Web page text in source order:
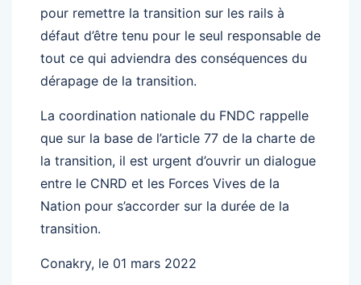
pour remettre la transition sur les rails à
défaut d’être tenu pour le seul responsable de
tout ce qui adviendra des conséquences du
dérapage de la transition.
La coordination nationale du FNDC rappelle
que sur la base de l’article 77 de la charte de
la transition, il est urgent d’ouvrir un dialogue
entre le CNRD et les Forces Vives de la
Nation pour s’accorder sur la durée de la
transition.
Conakry, le 01 mars 2022